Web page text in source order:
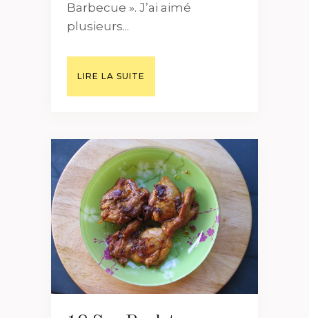
Barbecue ». J’ai aimé
plusieurs...
LIRE LA SUITE